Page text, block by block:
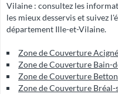
Vilaine : consultez les
les mieux desservis et suivez
département Ille-et-Vilaine.
Zone de Couverture Acigné
Zone de Couverture Bain-
Zone de Couverture Betton
Zone de Couverture